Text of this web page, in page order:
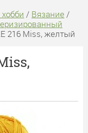
/ Вязание /
216 Miss, желтый